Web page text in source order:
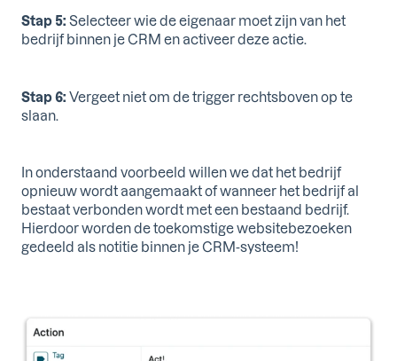
Stap 5: Selecteer wie de eigenaar moet zijn van het
bedrijf binnen je CRM en activeer deze actie.
Stap 6: Vergeet niet om de trigger rechtsboven op te
slaan.
In onderstaand voorbeeld willen we dat het bedrijf
opnieuw wordt aangemaakt of wanneer het bedrijf al
bestaat verbonden wordt met een bestaand bedrijf.
Hierdoor worden de toekomstige websitebezoeken
gedeeld als notitie binnen je CRM-systeem!